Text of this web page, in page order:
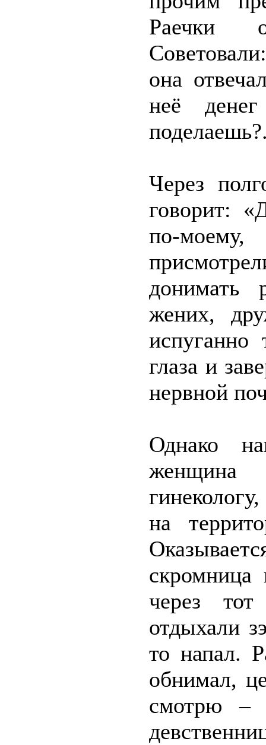
Раечки
она
неё
Через
говорит:
по-
донимать
жених,
глаза и
нервной
Однако
на
скромница
через
отдыхали
то напал.
обнимал,
смотрю –